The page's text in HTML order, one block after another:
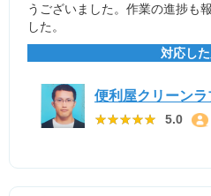
うございました。作業の進捗も
した。
対応し
便利屋クリーン
★★★★★
★★★★★ 5.0